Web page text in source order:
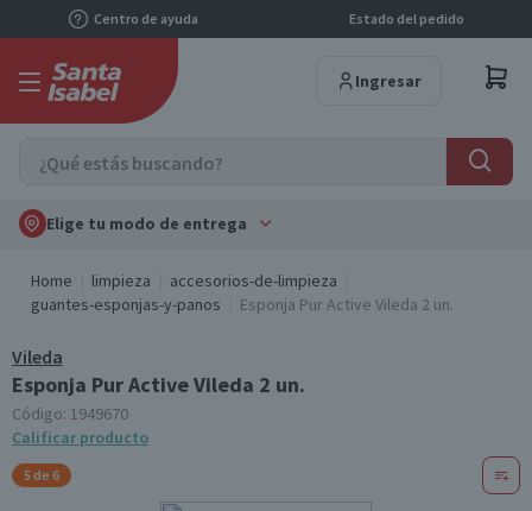
Centro de ayuda Estado del pedido
Ingresar
Elige tu modo de entrega
Home limpieza
accesorios-de-limpieza
guantes-esponjas-y-panos
Esponja Pur Active Vileda 2 un.
Vileda
Esponja Pur Active Vileda 2 un.
Código: 1949670
Calificar producto
5 de 6